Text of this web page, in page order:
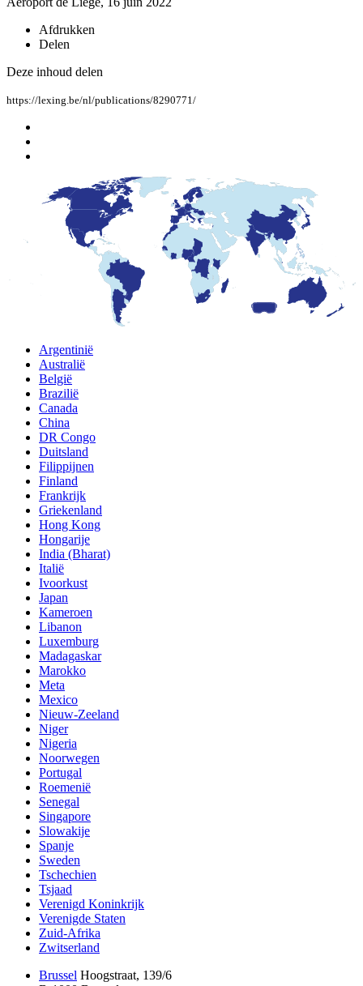
Afdrukken
Delen
Deze inhoud delen
https://lexing.be/nl/publications/8290771/
Argentinië
Australië
België
Brazilië
Canada
China
DR Congo
Duitsland
Filippijnen
Finland
Frankrijk
Griekenland
Hong Kong
Hongarije
India (Bharat)
Italië
Ivoorkust
Japan
Kameroen
Libanon
Luxemburg
Madagaskar
Marokko
Meta
Mexico
Nieuw-Zeeland
Niger
Nigeria
Noorwegen
Portugal
Roemenië
Senegal
Singapore
Slowakije
Spanje
Sweden
Tschechien
Tsjaad
Verenigd Koninkrijk
Verenigde Staten
Zuid-Afrika
Zwitserland
Brussel Hoogstraat, 139/6